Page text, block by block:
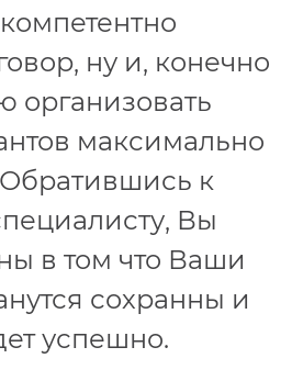
ну и, конечно
организовать
максимально
к
Вы
в том что Ваши
сохранны и
успешно.